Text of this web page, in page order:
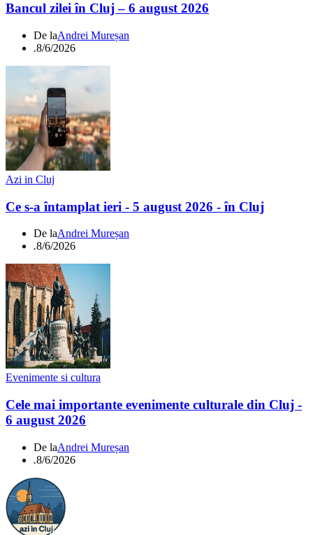
Bancul zilei în Cluj – 6 august 2026
De laAndrei Mureșan
.8/6/2026
Azi in Cluj
Ce s-a întamplat ieri - 5 august 2026 - în Cluj
De laAndrei Mureșan
.8/6/2026
Evenimente si cultura
Cele mai importante evenimente culturale din Cluj -
6 august 2026
De laAndrei Mureșan
.8/6/2026